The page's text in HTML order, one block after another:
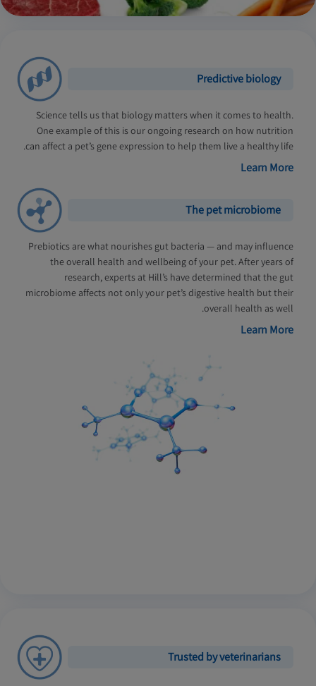
Predictive biology
Science tells us that biology matters when it comes to health.
One example of this is our ongoing research on how nutrition
can affect a pet’s gene expression to help them live a healthy life.
Learn More
The pet microbiome
Prebiotics are what nourishes gut bacteria — and may influence
the overall health and wellbeing of your pet. After years of
research, experts at Hill’s have determined that the gut
microbiome affects not only your pet’s digestive health but their
overall health as well.
Learn More
Trusted by veterinarians